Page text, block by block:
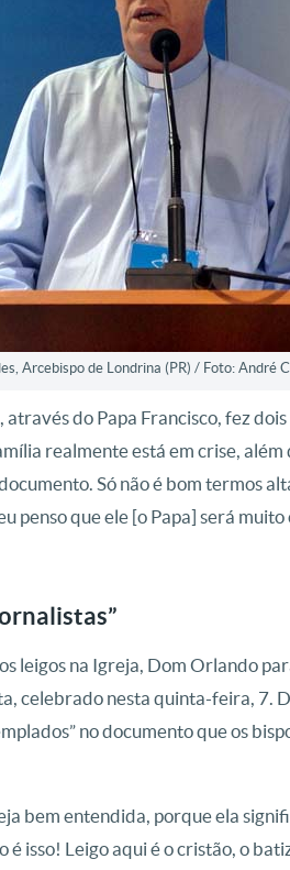
Arcebispo de Londrina (PR) / Foto: André
do Papa Francisco, fez
realmente está em crise, além
Só não é bom termos
penso que ele [o Papa] será
leigos na Igreja, Dom Orlando
celebrado nesta quinta-feira, 7.
no documento que os
bem entendida, porque ela
é isso! Leigo aqui é o cristão, o